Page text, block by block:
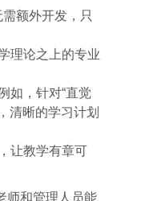
额外开发，只
理论之上的专业
如，针对“直觉
清晰的学习计划
让教学有章可
师和管理人员能